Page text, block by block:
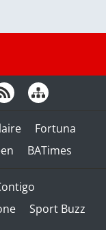
Fortuna
BATimes
Sport Buzz